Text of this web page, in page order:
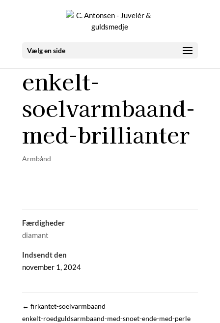
Vælg en side
enkelt-
soelvarmbaand-
med-brillianter
Armbånd
Færdigheder
diamant
Indsendt den
november 1, 2024
← firkantet-soelvarmbaand
enkelt-roedguldsarmbaand-med-snoet-ende-med-perle